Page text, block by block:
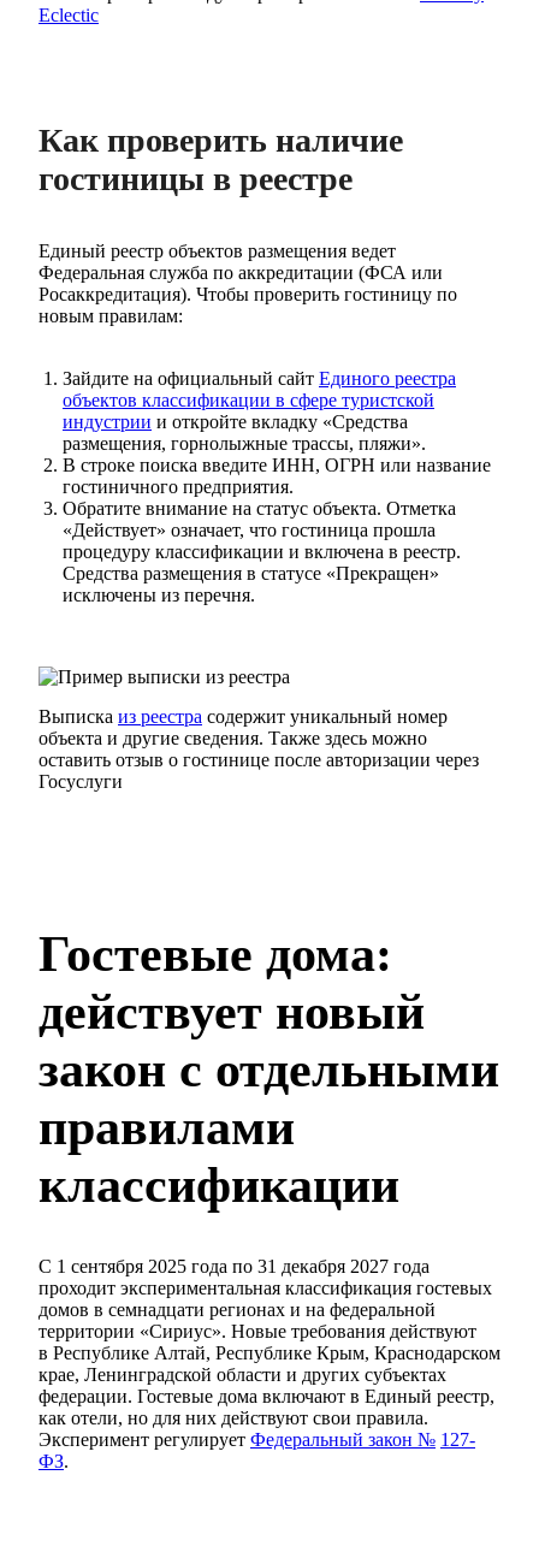
Eclectic
Как проверить наличие
гостиницы в реестре
Единый реестр объектов размещения ведет
Федеральная служба по аккредитации (ФСА или
Росаккредитация). Чтобы проверить гостиницу по
новым правилам:
Зайдите на официальный сайт Единого реестра
объектов классификации в сфере туристской
индустрии и откройте вкладку «Средства
размещения, горнолыжные трассы, пляжи».
В строке поиска введите ИНН, ОГРН или название
гостиничного предприятия.
Обратите внимание на статус объекта. Отметка
«Действует» означает, что гостиница прошла
процедуру классификации и включена в реестр.
Средства размещения в статусе «Прекращен»
исключены из перечня.
Выписка из реестра содержит уникальный номер
объекта и другие сведения. Также здесь можно
оставить отзыв о гостинице после авторизации через
Госуслуги
Гостевые дома:
действует новый
закон с отдельными
правилами
классификации
С 1 сентября 2025 года по 31 декабря 2027 года
проходит экспериментальная классификация гостевых
домов в семнадцати регионах и на федеральной
территории «Сириус». Новые требования действуют
в Республике Алтай, Республике Крым, Краснодарском
крае, Ленинградской области и других субъектах
федерации. Гостевые дома включают в Единый реестр,
как отели, но для них действуют свои правила.
Эксперимент регулирует Федеральный закон № 127-
ФЗ.